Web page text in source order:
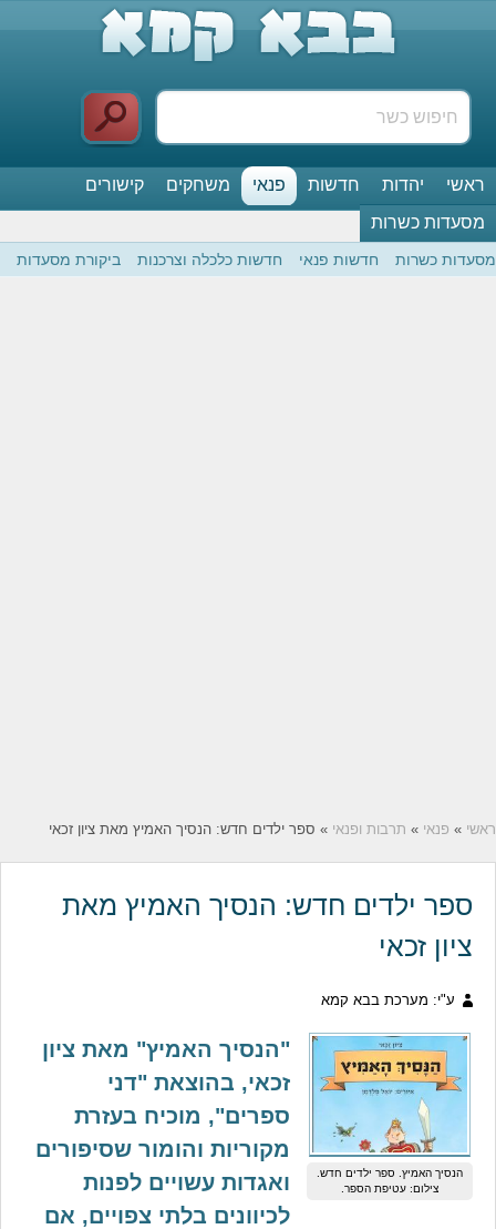
ראשי יהדות חדשות פנאי משחקים
קישורים
מסעדות כשרות
מסעדות כשרות חדשות פנאי חדשות כלכלה וצרכנות ביקורת מסעדות
ראשי » פנאי » תרבות ופנאי » ספר ילדים חדש: הנסיך האמיץ מאת ציון זכאי
ספר ילדים חדש: הנסיך האמיץ מאת
ציון זכאי
ע"י: מערכת בבא קמא
הנסיך האמיץ. ספר ילדים חדש.
צילום: עטיפת הספר.
"הנסיך האמיץ" מאת ציון
זכאי, בהוצאת "דני
ספרים", מוכיח בעזרת
מקוריות והומור שסיפורים
ואגדות עשויים לפנות
לכיוונים בלתי צפויים, אם